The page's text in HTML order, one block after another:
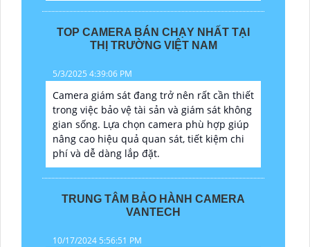
TOP CAMERA BÁN CHẠY NHẤT TẠI
THỊ TRƯỜNG VIỆT NAM
5/3/2025 4:39:06 PM
Camera giám sát đang trở nên rất cần thiết
trong việc bảo vệ tài sản và giám sát không
gian sống. Lựa chọn camera phù hợp giúp
nâng cao hiệu quả quan sát, tiết kiệm chi
phí và dễ dàng lắp đặt.
TRUNG TÂM BẢO HÀNH CAMERA
VANTECH
10/17/2024 5:56:51 PM